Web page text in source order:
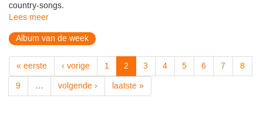
country-songs.
Lees meer
Album van de week
« eerste ‹ vorige 1 2 3 4 5 6 7
8
9
… volgende › laatste »